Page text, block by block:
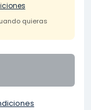
quieras